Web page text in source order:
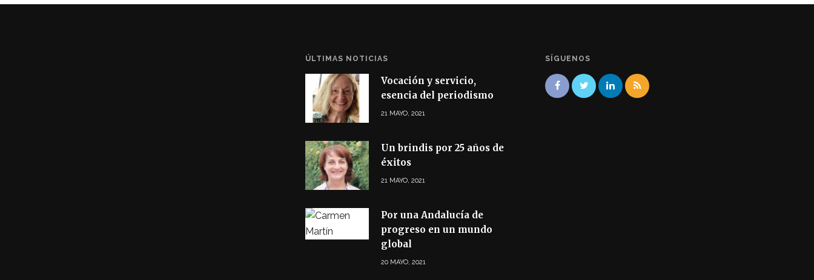
ÚLTIMAS NOTICIAS
Vocación y servicio,
esencia del periodismo
21 MAYO, 2021
Un brindis por 25 años de
éxitos
21 MAYO, 2021
Por una Andalucía de
progreso en un mundo
global
20 MAYO, 2021
SÍGUENOS